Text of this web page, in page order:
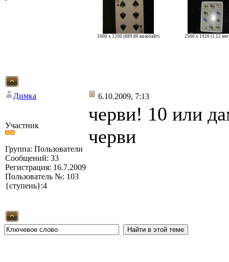
1600 x 1200 (889.86 килобайт) 2560 x 1920 (1.12
Димка 6.10.2009, 7:13
Участник
Группа: Пользователи
Сообщений: 33
Регистрация: 16.7.2009
Пользователь №: 103
{ступень}:4
черви! 10 или
черви